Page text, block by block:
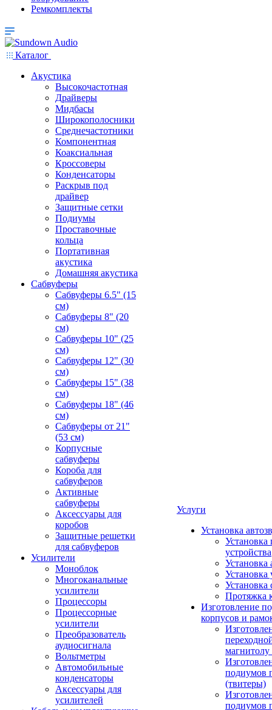
Ремкомплекты
Каталог
Акустика
Высокочастотная
Драйверы
Мидбасы
Широкополосники
Среднечастотники
Компонентная
Коаксиальная
Кроссоверы
Конденсаторы
Раскрыв под
драйвер
Защитные сетки
Подиумы
Проставочные
кольца
Портативная
акустика
Домашняя акустика
Сабвуферы
Сабвуферы 6.5" (15
см)
Сабвуферы 8" (20
см)
Сабвуферы 10" (25
см)
Сабвуферы 12" (30
см)
Сабвуферы 15" (38
см)
Сабвуферы 18" (46
см)
Сабвуферы от 21"
(53 см)
Корпусные
сабвуферы
Короба для
сабвуферов
Активные
сабвуферы
Аксессуары для
коробов
Защитные решетки
для сабвуферов
Усилители
Моноблок
Многоканальные
усилители
Процессоры
Процессорные
усилители
Преобразователь
аудиосигнала
Вольтметры
Автомобильные
конденсаторы
Аксессуары для
усилителей
Услуги
Установка
Установка
устройства
Установка
Установка
Установка
Протяжка
Изготовление
корпусов и
подиумов
(твитеры)
подиумов